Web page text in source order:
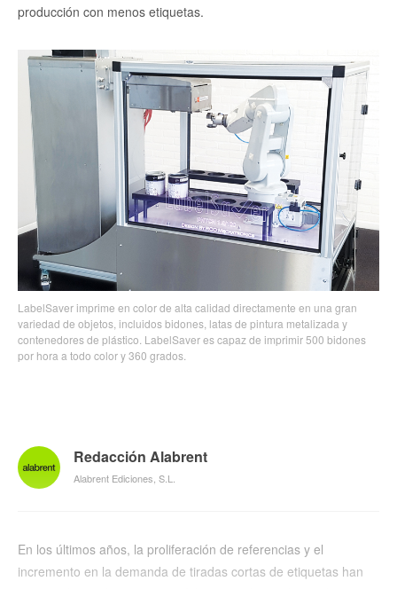
producción con menos etiquetas.
LabelSaver imprime en color de alta calidad directamente en una gran
variedad de objetos, incluidos bidones, latas de pintura metalizada y
contenedores de plástico. LabelSaver es capaz de imprimir 500 bidones
por hora a todo color y 360 grados.
Redacción Alabrent
Alabrent Ediciones, S.L.
En los últimos años, la proliferación de referencias y el
incremento en la demanda de tiradas cortas de etiquetas han